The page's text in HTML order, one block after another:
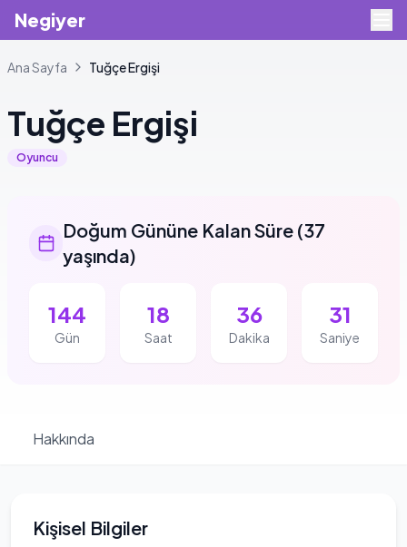
Negiyer
Ana Sayfa TuğçeErgişi
Tuğçe Ergişi
Oyuncu
Doğum Gününe Kalan Süre (37
yaşında)
144
Gün
18
Saat
36
Dakika
31
Saniye
Hakkında
Kişisel Bilgiler